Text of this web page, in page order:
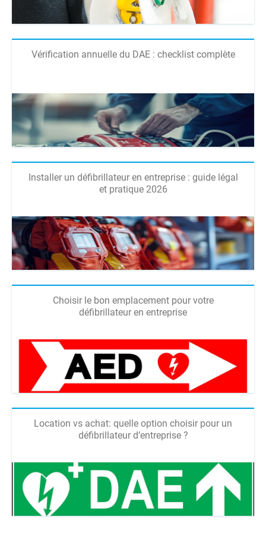
Vérification annuelle du DAE : checklist complète
Installer un défibrillateur en entreprise : guide légal
et pratique 2026
Choisir le bon emplacement pour votre
défibrillateur en entreprise
Location vs achat: quelle option choisir pour un
défibrillateur d’entreprise ?